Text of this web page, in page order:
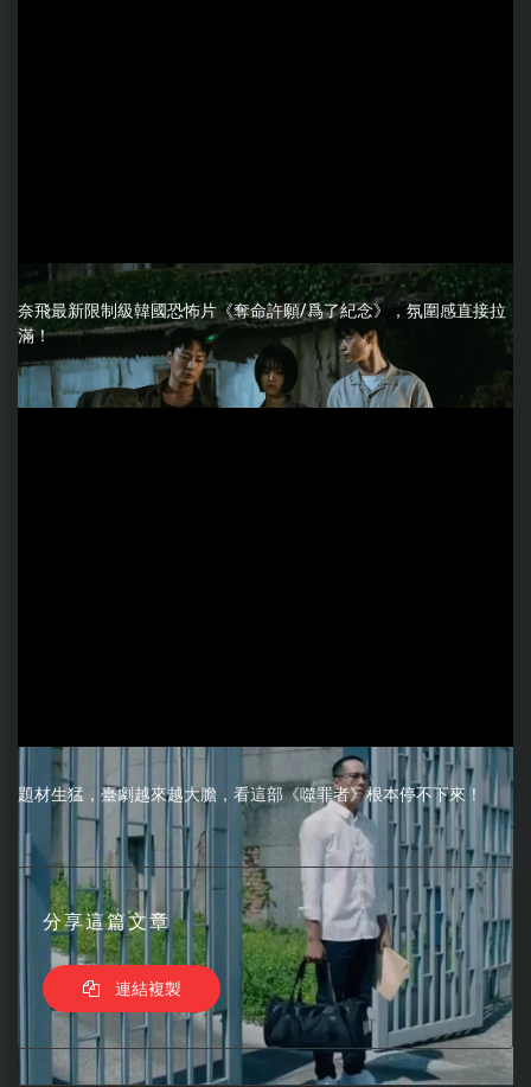
奈飛最新限制級韓國恐怖片《奪命許願/爲了紀念》，氛圍感直接拉
滿！
題材生猛，臺劇越來越大膽，看這部《噬罪者》根本停不下來！
分享這篇文章
連結複製